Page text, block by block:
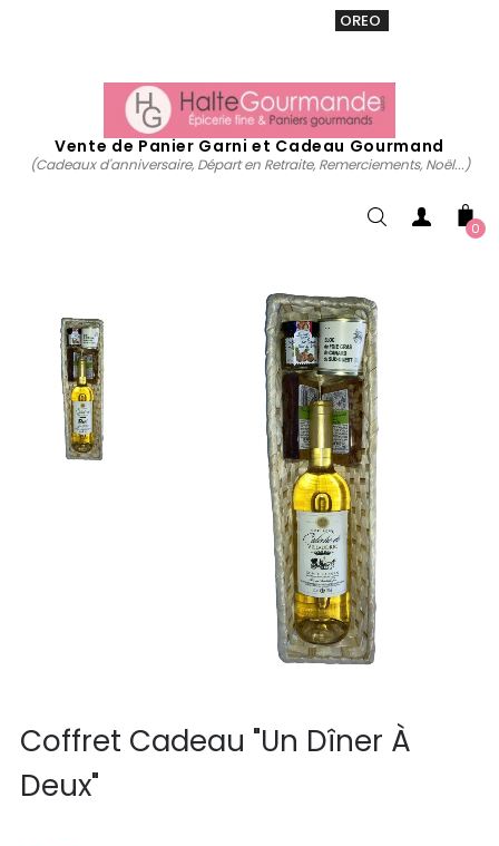
OREO
Vente de Panier Garni et Cadeau Gourmand
(Cadeaux d'anniversaire, Départ en Retraite, Remerciements, Noël...)
0
Coffret Cadeau "Un Dîner À
Deux"